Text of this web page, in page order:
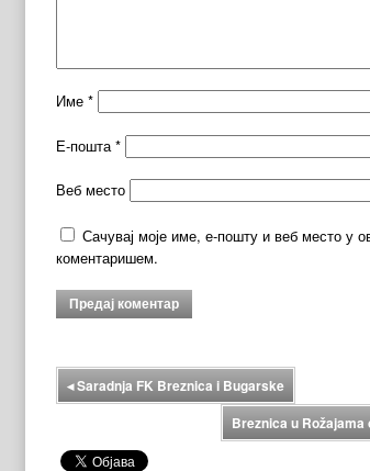
Име *
Е-пошта *
Веб место
Сачувај моје име, е-пошту и веб место у
коментаришем.
◂Saradnja FK Breznica i Bugarske
Breznica u